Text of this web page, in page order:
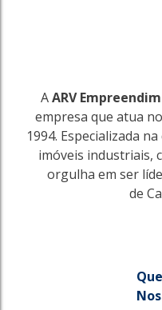
AARV
empresa que atua
1994. Especializada
imóveis industriais,
orgulha em ser
de